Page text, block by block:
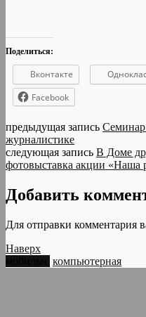
Поделиться:
Вконтакте
Facebook
предыдущая запись
журналистике
следующая запись В Доме
фотовыставка акции «Наша
Добавить
Для отправки комментария
Наверх
компьютерная